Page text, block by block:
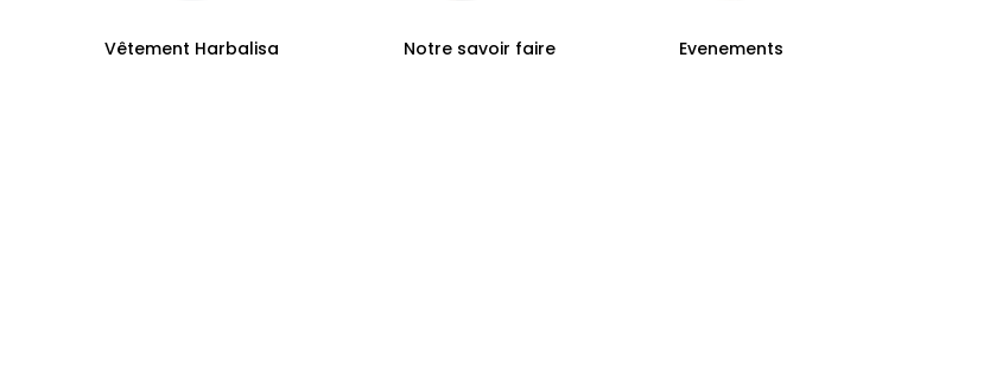
Vêtement Harbalisa Notre savoir faire Evenements